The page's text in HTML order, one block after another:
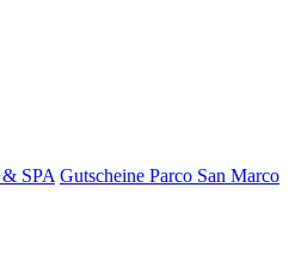
SPA Gutscheine Parco San Marco